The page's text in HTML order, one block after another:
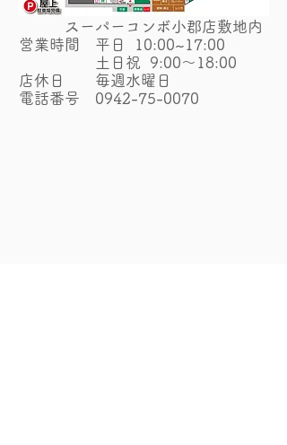
字高田1111-1
スーパーコンボ小郡店敷地内
​営業時間 平日 10:00~17:00
土日祝 9:00～18:00
​​店休日 毎週水曜日
電話番号 0942-75-0070